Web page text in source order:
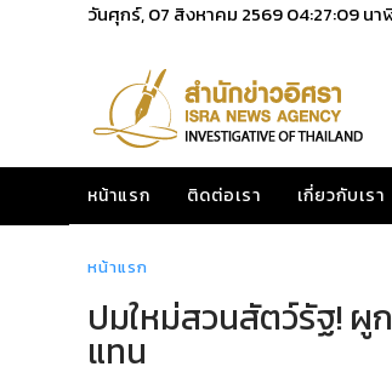
วันศุกร์, 07 สิงหาคม 256904:27:10นา
หน้าแรก ติดต่อเรา เกี่ยวกับเรา
หน้าแรก
ปมใหม่สวนสัตว์รัฐ! ผู
แทน